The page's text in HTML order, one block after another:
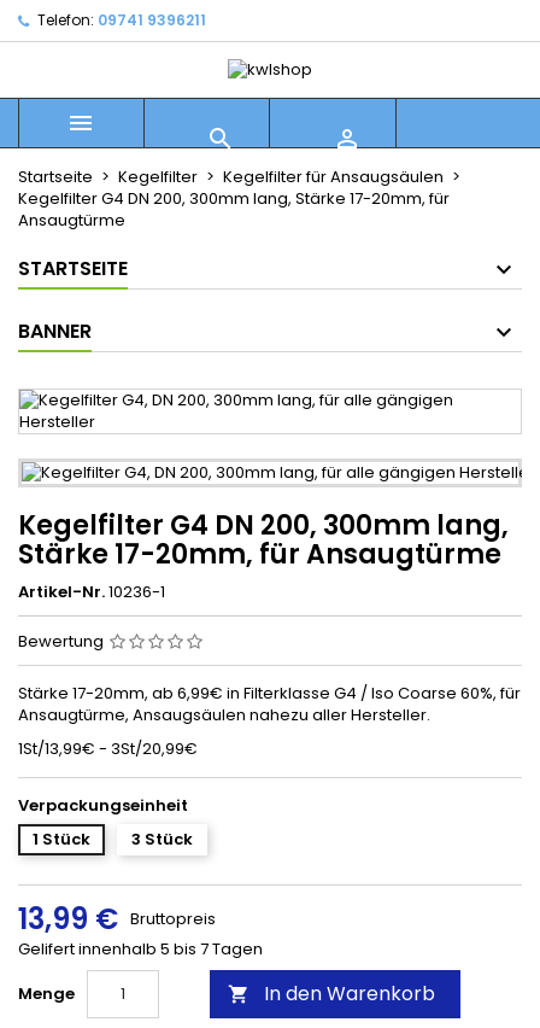
Telefon: 09741 9396211
  
Startseite Kegelfilter
Kegelfilter für Ansaugsäulen
Kegelfilter G4 DN 200, 300mm lang, Stärke 17-20mm, für
Ansaugtürme
STARTSEITE
BANNER
Kegelfilter G4 DN 200, 300mm lang,
Stärke 17-20mm, für Ansaugtürme
Artikel-Nr.10236-1
Bewertung
Stärke 17-20mm, ab 6,99€ in Filterklasse G4 / Iso Coarse 60%, für
Ansaugtürme, Ansaugsäulen nahezu aller Hersteller.
1St/13,99€ - 3St/20,99€
Verpackungseinheit
1 Stück
3 Stück
13,99 € Bruttopreis
Gelifert innenhalb 5 bis 7 Tagen
Menge
 In den Warenkorb